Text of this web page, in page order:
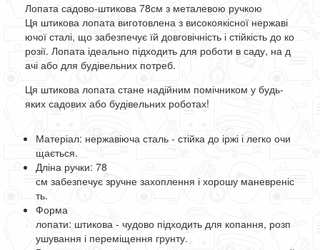
Лопата садово-штикова 78см з металевою ручкою
Ця штикова лопата виготовлена з високоякісної нержаві
ючої сталі, що забезпечує їй довговічність і стійкість до ко
розії. Лопата ідеально підходить для роботи в саду, на д
ачі або для будівельних потреб.
Ця штикова лопата стане надійним помічником у будь-
яких садових або будівельних роботах!
Матеріал: нержавіюча сталь - стійка до іржі і легко очи
щається.
Дліна ручки: 78
см забезпечує зручне захоплення і хорошу маневреніс
ть.
Форма
лопати: штикова - чудово підходить для копання, розп
ушування і переміщення грунту.